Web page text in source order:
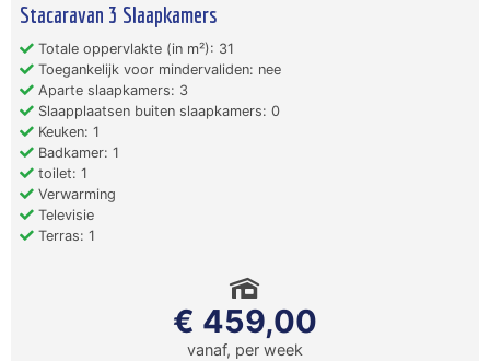
Stacaravan 3 Slaapkamers
Totale oppervlakte (in m²): 31
Toegankelijk voor mindervaliden: nee
Aparte slaapkamers: 3
Slaapplaatsen buiten slaapkamers: 0
Keuken: 1
Badkamer: 1
toilet: 1
Verwarming
Televisie
Terras: 1
€ 459,00
vanaf, per week